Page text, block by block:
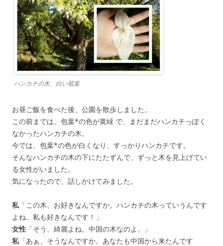
ハンカチの木、白い苞葉
お昼ご飯を食べた後、公園を散歩しました。
この前までは、包葉*の色が黄緑 で、まだまだハンカチっぽく
なかったハンカチの木。
今では、包葉*の色が白くなり、すっかりハンカチです。
そんなハンカチの木の下にたたずんで、ずっと木を見上げてい
る女性がいました。
気になったので、話しかけてみました。
私 「この木、お好きなんですか。ハンカチの木っていうんです
よね。私も好きなんです！」
女性 「そう、綺麗よね。中国の木なのよ。」
私 「あぁ、そうなんですか。あなたも中国から来たんです